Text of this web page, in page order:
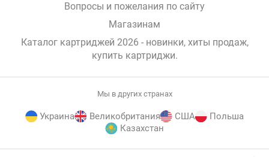
Вопросы и пожелания по сайту
Магазинам
Каталог картриджей 2026 - новинки, хиты продаж,
купить картриджи.
Мы в других странах
Украина Великобритания США
Польша
Казахстан